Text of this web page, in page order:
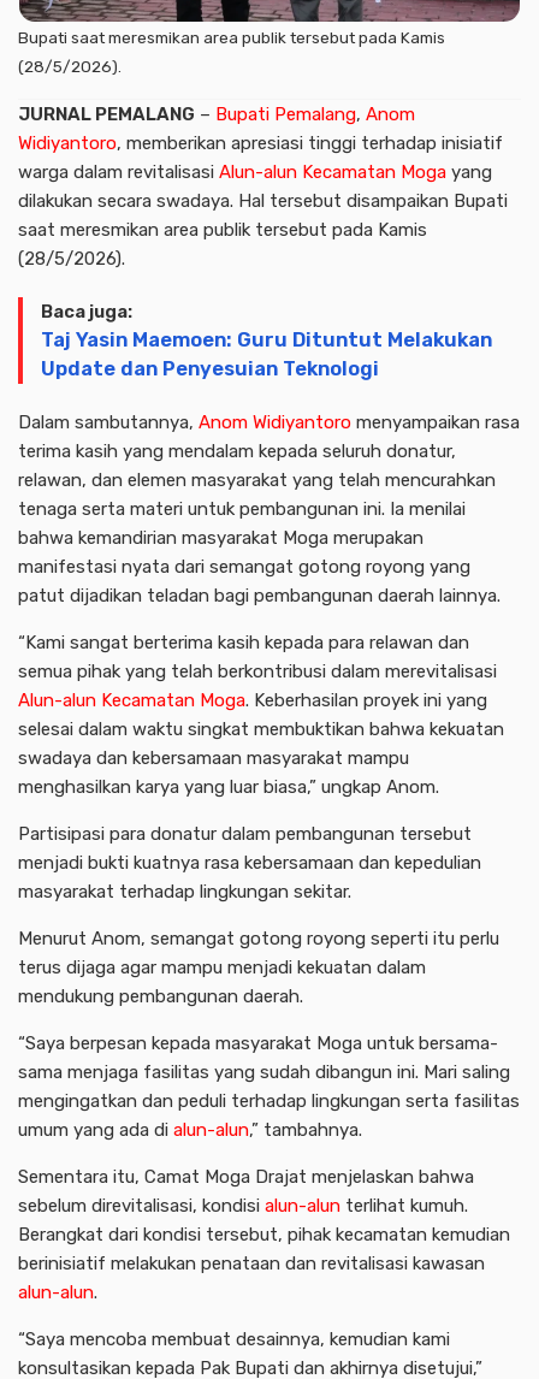
Bupati saat meresmikan area publik tersebut pada Kamis
(28/5/2026).
JURNAL PEMALANG – Bupati Pemalang, Anom
Widiyantoro, memberikan apresiasi tinggi terhadap inisiatif
warga dalam revitalisasi Alun-alun Kecamatan Moga yang
dilakukan secara swadaya. Hal tersebut disampaikan Bupati
saat meresmikan area publik tersebut pada Kamis
(28/5/2026).
Baca juga:
Taj Yasin Maemoen: Guru Dituntut Melakukan
Update dan Penyesuian Teknologi
Dalam sambutannya, Anom Widiyantoro menyampaikan rasa
terima kasih yang mendalam kepada seluruh donatur,
relawan, dan elemen masyarakat yang telah mencurahkan
tenaga serta materi untuk pembangunan ini. Ia menilai
bahwa kemandirian masyarakat Moga merupakan
manifestasi nyata dari semangat gotong royong yang
patut dijadikan teladan bagi pembangunan daerah lainnya.
“Kami sangat berterima kasih kepada para relawan dan
semua pihak yang telah berkontribusi dalam merevitalisasi
Alun-alun Kecamatan Moga. Keberhasilan proyek ini yang
selesai dalam waktu singkat membuktikan bahwa kekuatan
swadaya dan kebersamaan masyarakat mampu
menghasilkan karya yang luar biasa,” ungkap Anom.
Partisipasi para donatur dalam pembangunan tersebut
menjadi bukti kuatnya rasa kebersamaan dan kepedulian
masyarakat terhadap lingkungan sekitar.
Menurut Anom, semangat gotong royong seperti itu perlu
terus dijaga agar mampu menjadi kekuatan dalam
mendukung pembangunan daerah.
“Saya berpesan kepada masyarakat Moga untuk bersama-
sama menjaga fasilitas yang sudah dibangun ini. Mari saling
mengingatkan dan peduli terhadap lingkungan serta fasilitas
umum yang ada di alun-alun,” tambahnya.
Sementara itu, Camat Moga Drajat menjelaskan bahwa
sebelum direvitalisasi, kondisi alun-alun terlihat kumuh.
Berangkat dari kondisi tersebut, pihak kecamatan kemudian
berinisiatif melakukan penataan dan revitalisasi kawasan
alun-alun.
“Saya mencoba membuat desainnya, kemudian kami
konsultasikan kepada Pak Bupati dan akhirnya disetujui,”